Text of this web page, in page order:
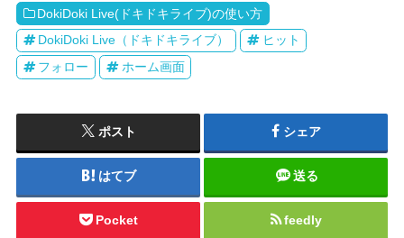
DokiDoki Live(ドキドキライブ)の使い方
DokiDoki Live（ドキドキライブ）
ヒット
フォロー
ホーム画面
ポスト シェア
はてブ 送る
Pocket feedly